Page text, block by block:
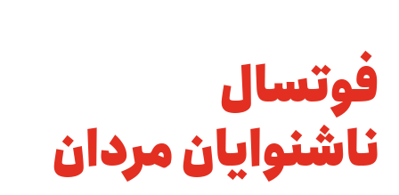
فوتسال
ناشنوایان مردان